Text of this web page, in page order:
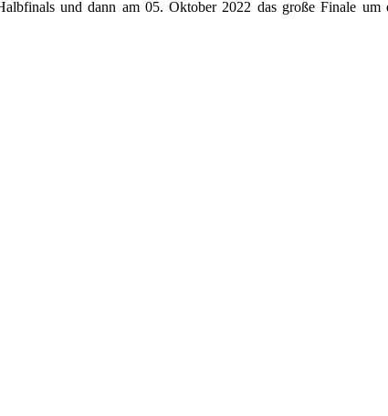
und dann am 05. Oktober 2022 das große Finale